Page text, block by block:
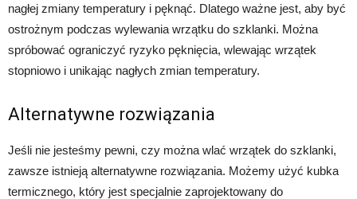
nagłej zmiany temperatury i pęknąć. Dlatego ważne jest, aby być
ostrożnym podczas wylewania wrzątku do szklanki. Można
spróbować ograniczyć ryzyko pęknięcia, wlewając wrzątek
stopniowo i unikając nagłych zmian temperatury.
Alternatywne rozwiązania
Jeśli nie jesteśmy pewni, czy można wlać wrzątek do szklanki,
zawsze istnieją alternatywne rozwiązania. Możemy użyć kubka
termicznego, który jest specjalnie zaprojektowany do